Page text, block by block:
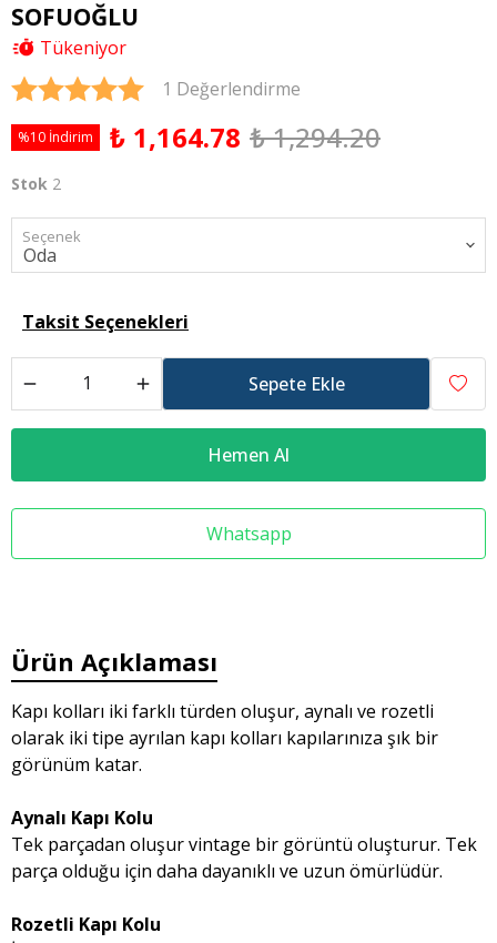
SOFUOĞLU
Tükeniyor
1 Değerlendirme
%10 İndirim ₺ 1,164.78 ₺ 1,294.20
Stok 2
Seçenek
Taksit Seçenekleri
Sepete Ekle
Hemen Al
Whatsapp
Ürün Açıklaması
Kapı kolları iki farklı türden oluşur, aynalı ve rozetli
olarak iki tipe ayrılan kapı kolları kapılarınıza şık bir
görünüm katar.
Aynalı Kapı Kolu
Tek parçadan oluşur vintage bir görüntü oluşturur. Tek
parça olduğu için daha dayanıklı ve uzun ömürlüdür.
Rozetli Kapı Kolu